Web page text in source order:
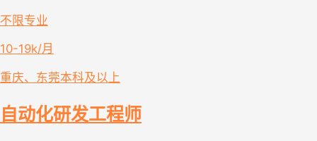
不限专业
10-19k/月
重庆、东莞本科及以上
自动化研发工程师